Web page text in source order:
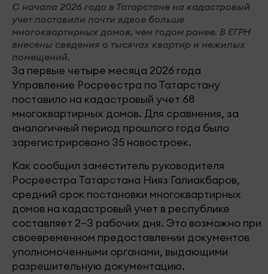
С начала 2026 года в Татарстане на кадастровый
учет поставили почти вдвое больше
многоквартирных домов, чем годом ранее. В ЕГРН
внесены сведения о тысячах квартир и нежилых
помещений.
За первые четыре месяца 2026 года
Управление Росреестра по Татарстану
поставило на кадастровый учет 68
многоквартирных домов. Для сравнения, за
аналогичный период прошлого года было
зарегистрировано 35 новостроек.
Как сообщил заместитель руководителя
Росреестра Татарстана Нияз Галиакбаров,
средний срок постановки многоквартирных
домов на кадастровый учет в республике
составляет 2–3 рабочих дня. Это возможно при
своевременном предоставлении документов
уполномоченными органами, выдающими
разрешительную документацию.